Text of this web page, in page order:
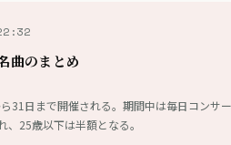
曲のまとめ
日まで開催される。期間中は毎日コンサ
25歳以下は半額となる。